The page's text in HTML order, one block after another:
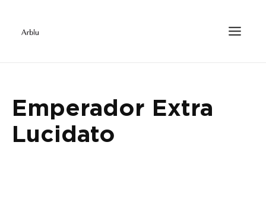
Emperador Extra
Lucidato